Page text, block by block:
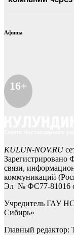
Афиша
16+
KULUN-NOV.RU
Зарегистрировано
связи,
коммуникаций
Эл № ФС77-81016
Учредитель ГАУ
Сибирь»
Главный